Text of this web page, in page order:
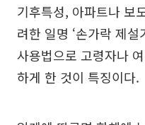
기후특성, 아파트나 보
려한 일명 ‘손가락 제
사용법으로 고령자나
하게 한 것이 특징이다.